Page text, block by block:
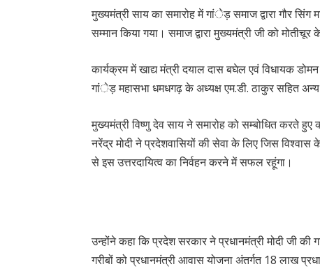
मुख्यमंत्री साय का समारोह में गांेड़ समाज द्वारा गौर
सम्मान किया गया। समाज द्वारा मुख्यमंत्री जी को
कार्यक्रम में खाद्य मंत्री दयाल दास बघेल एवं विधायक
गांेड़ महासभा धमधगढ़ के अध्यक्ष एम.डी. ठाकुर सहित
मुख्यमंत्री विष्णु देव साय ने समारोह को सम्बोधित करते
नरेंद्र मोदी ने प्रदेशवासियों की सेवा के लिए जिस
से इस उत्तरदायित्व का निर्वहन करने में सफल रहूंगा।
उन्होंने कहा कि प्रदेश सरकार ने प्रधानमंत्री मोदी जी
गरीबों को प्रधानमंत्री आवास योजना अंतर्गत 18 लाख